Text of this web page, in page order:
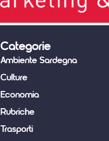
Categorie
Ambiente Sardegna
Culture
Economia
Rubriche
Trasporti